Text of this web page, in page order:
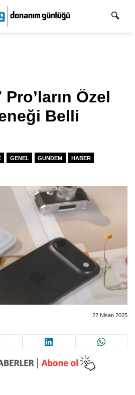
Özel
Belli
GENEL GUNDEM HABER
22 Nisan 2025